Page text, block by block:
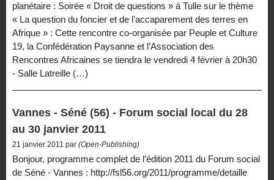
planétaire : Soirée « Droit de questions » à Tulle sur le thème
« La question du foncier et de l’accaparement des terres en
Afrique » : Cette rencontre co-organisée par Peuple et Culture
19, la Confédération Paysanne et l’Association des
Rencontres Africaines se tiendra le vendredi 4 février à 20h30
- Salle Latreille (…)
Vannes - Séné (56) - Forum social local du 28
au 30 janvier 2011
21 janvier 2011 par (Open-Publishing)
Bonjour, programme complet de l’édition 2011 du Forum social
de Séné - Vannes : http://fsl56.org/2011/programme/detaille